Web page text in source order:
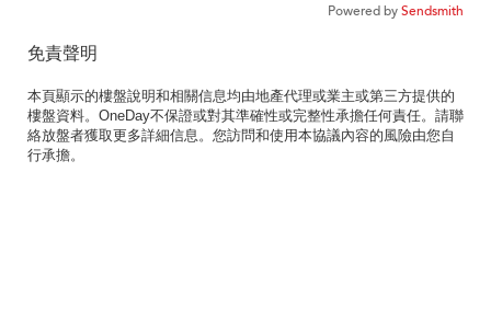
Powered bySendsmith
免責聲明
本頁顯示的樓盤說明和相關信息均由地產代理或業主或第三方提供的
樓盤資料。OneDay不保證或對其準確性或完整性承擔任何責任。請聯
絡放盤者獲取更多詳細信息。您訪問和使用本協議內容的風險由您自
行承擔。